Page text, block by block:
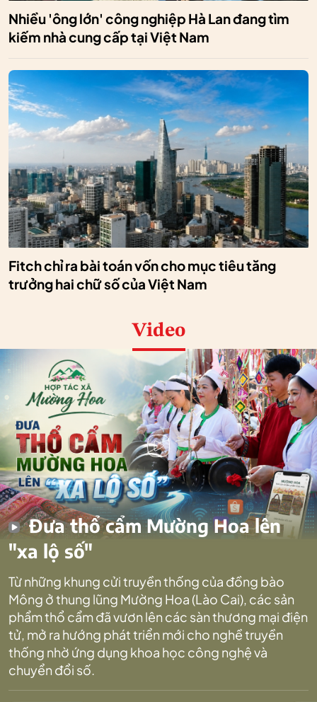
Nhiều 'ông lớn' công nghiệp Hà Lan đang tìm
kiếm nhà cung cấp tại Việt Nam
Fitch chỉ ra bài toán vốn cho mục tiêu tăng
trưởng hai chữ số của Việt Nam
Video
Đưa thổ cẩm Mường Hoa lên
"xa lộ số"
Từ những khung cửi truyền thống của đồng bào
Mông ở thung lũng Mường Hoa (Lào Cai), các sản
phẩm thổ cẩm đã vươn lên các sàn thương mại điện
tử, mở ra hướng phát triển mới cho nghề truyền
thống nhờ ứng dụng khoa học công nghệ và
chuyển đổi số.